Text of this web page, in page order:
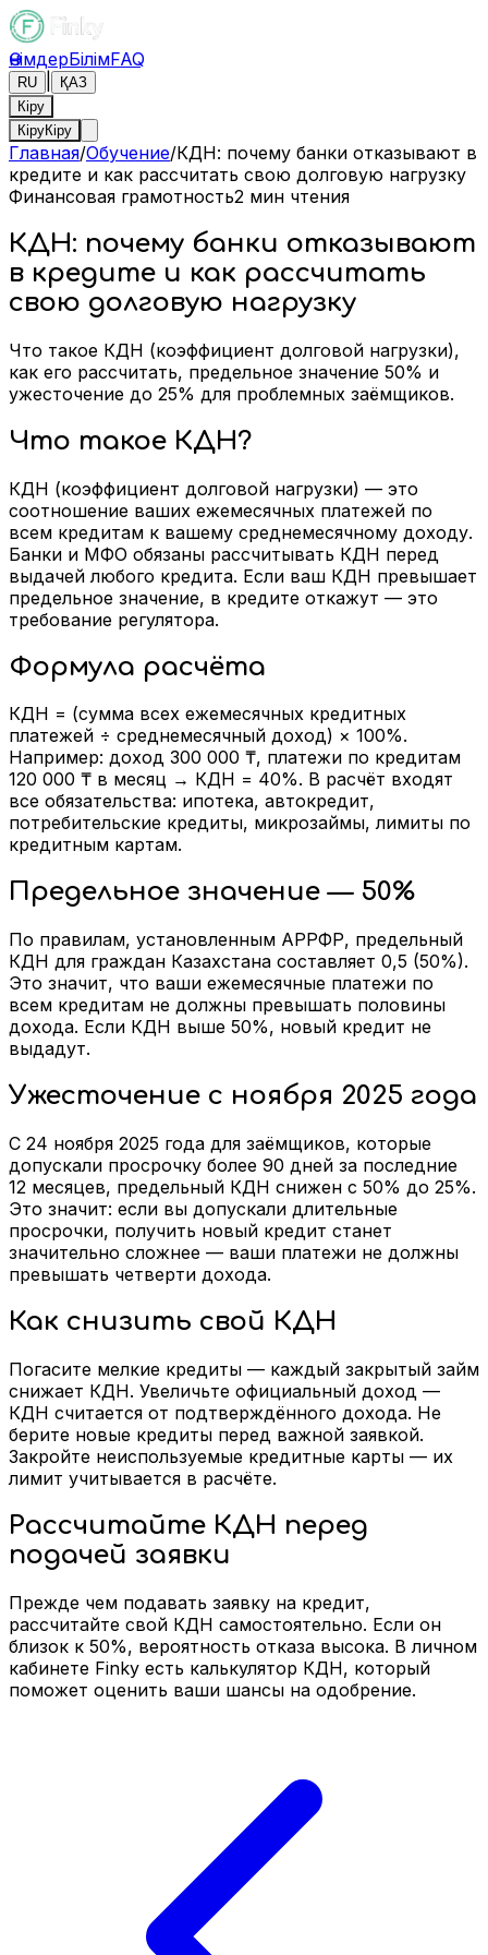
ӨнімдерБілімFAQ
RU
ҚАЗ
Кіру
КіруКіру
Главная/Обучение/КДН: почему банки отказывают в
кредите и как рассчитать свою долговую нагрузку
Финансовая грамотность2 мин чтения
КДН: почему банки отказывают
в кредите и как рассчитать
свою долговую нагрузку
Что такое КДН (коэффициент долговой нагрузки),
как его рассчитать, предельное значение 50% и
ужесточение до 25% для проблемных заёмщиков.
Что такое КДН?
КДН (коэффициент долговой нагрузки) — это
соотношение ваших ежемесячных платежей по
всем кредитам к вашему среднемесячному доходу.
Банки и МФО обязаны рассчитывать КДН перед
выдачей любого кредита. Если ваш КДН превышает
предельное значение, в кредите откажут — это
требование регулятора.
Формула расчёта
КДН = (сумма всех ежемесячных кредитных
платежей ÷ среднемесячный доход) × 100%.
Например: доход 300 000 ₸, платежи по кредитам
120 000 ₸ в месяц → КДН = 40%. В расчёт входят
все обязательства: ипотека, автокредит,
потребительские кредиты, микрозаймы, лимиты по
кредитным картам.
Предельное значение — 50%
По правилам, установленным АРРФР, предельный
КДН для граждан Казахстана составляет 0,5 (50%).
Это значит, что ваши ежемесячные платежи по
всем кредитам не должны превышать половины
дохода. Если КДН выше 50%, новый кредит не
выдадут.
Ужесточение с ноября 2025 года
С 24 ноября 2025 года для заёмщиков, которые
допускали просрочку более 90 дней за последние
12 месяцев, предельный КДН снижен с 50% до 25%.
Это значит: если вы допускали длительные
просрочки, получить новый кредит станет
значительно сложнее — ваши платежи не должны
превышать четверти дохода.
Как снизить свой КДН
Погасите мелкие кредиты — каждый закрытый займ
снижает КДН. Увеличьте официальный доход —
КДН считается от подтверждённого дохода. Не
берите новые кредиты перед важной заявкой.
Закройте неиспользуемые кредитные карты — их
лимит учитывается в расчёте.
Рассчитайте КДН перед
подачей заявки
Прежде чем подавать заявку на кредит,
рассчитайте свой КДН самостоятельно. Если он
близок к 50%, вероятность отказа высока. В личном
кабинете Finky есть калькулятор КДН, который
поможет оценить ваши шансы на одобрение.